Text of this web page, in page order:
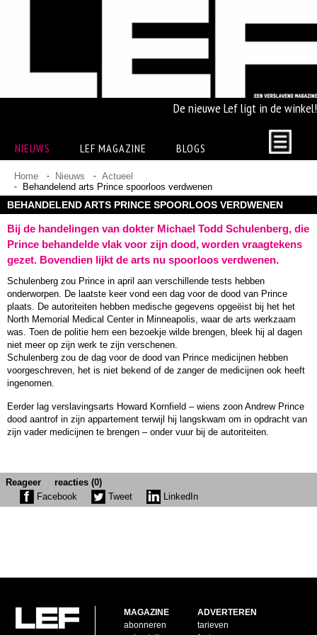
De nieuwe Lef ligt in de winkel!
NIEUWS LEF MAGAZINE BLOGS
Home Nieuws
Actueel
Behandelend arts Prince spoorloos verdwenen
BEHANDELEND ARTS PRINCE SPOORLOOS VERDWENEN
Bij de handelingen van dokter Michael Todd Schulenberg, die
Prince behandelde vlak voor zijn dood, worden vraagtekens
gezet. Bovendien lijkt de arts nu spoorloos verdwenen.
Schulenberg zou Prince in april aan verschillende tests hebben
onderworpen. De laatste keer vond een dag voor de dood van Prince
plaats. De autoriteiten hebben medische gegevens opgeëist bij het het
North Memorial Medical Center in Minneapolis, waar de arts werkzaam
was. Toen de politie hem een bezoekje wilde brengen, bleek hij al dagen
niet meer op zijn werk te zijn verschenen.
Schulenberg zou de dag voor de dood van Prince medicijnen hebben
voorgeschreven, het is niet bekend of de zanger de medicijnen ook heeft
ingenomen.
Eerder lag verslavingsarts Howard Kornfield – wiens zoon Andrew Prince
dood aantrof in zijn appartement terwijl hij langskwam om in opdracht van
zijn vader medicijnen te brengen – onder vuur bij de autoriteiten.
Reageer
reacties (0)
Facebook
Tweet LinkedIn
MAGAZINE
abonneren
ADVERTEREN
tarieven